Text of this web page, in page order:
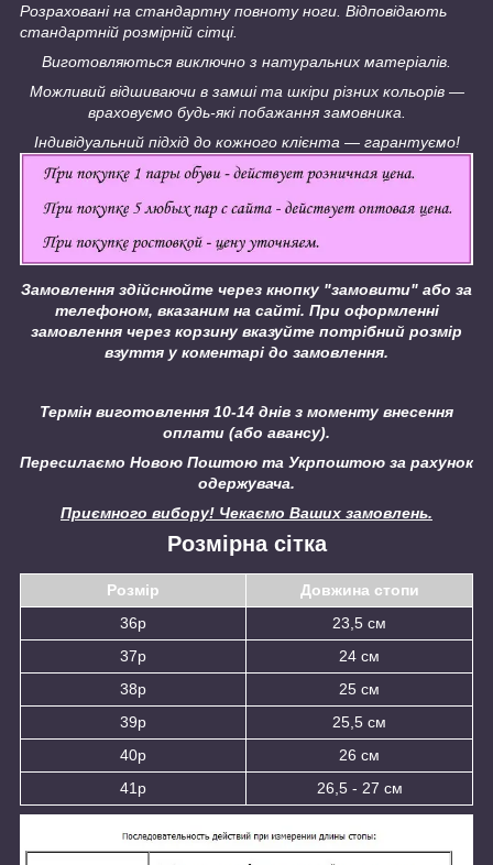
Розраховані на стандартну повноту ноги. Відповідають
стандартній розмірній сітці.
Виготовляються виключно з натуральних матеріалів.
Можливий відшиваючи в замші та шкіри різних кольорів ―
враховуємо будь-які побажання замовника.
Індивідуальний підхід до кожного клієнта ― гарантуємо!
Замовлення здійснюйте через кнопку "замовити" або за
телефоном, вказаним на сайті. При оформленні
замовлення через корзину вказуйте потрібний розмір
взуття у коментарі до замовлення.
Термін виготовлення 10-14 днів з моменту внесення
оплати (або авансу).
Пересилаємо Новою Поштою та Укрпоштою за рахунок
одержувача.
Приємного вибору! Чекаємо Ваших замовлень.
Розмірна сітка
Розмір
Довжина стопи
36р
23,5 см
37р
24 см
38р
25 см
39р
25,5 см
40р
26 см
41р
26,5 - 27 см